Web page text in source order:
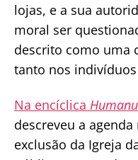
lojas, e a sua
moral ser
descrito como uma
tanto nos
Na encíclica
descreveu a
exclusão da Igreja